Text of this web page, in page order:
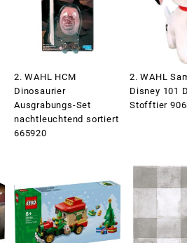
2. WAHL HCM
Dinosaurier
Ausgrabungs-Set
nachtleuchtend sortiert
665920
2. WAHL
Disney 101
Stofftier